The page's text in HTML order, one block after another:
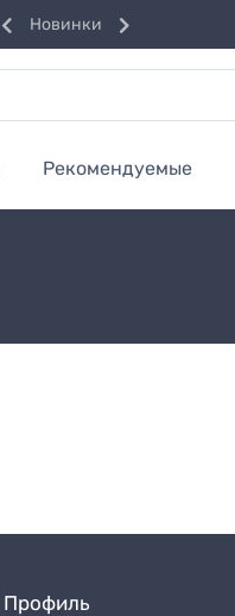
Новинки
Рекомендуемые
Профиль